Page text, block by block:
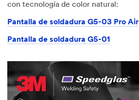
con tecnología de color natural:
Pantalla de soldadura G5-03 Pro Air
Pantalla de soldadura G5-01